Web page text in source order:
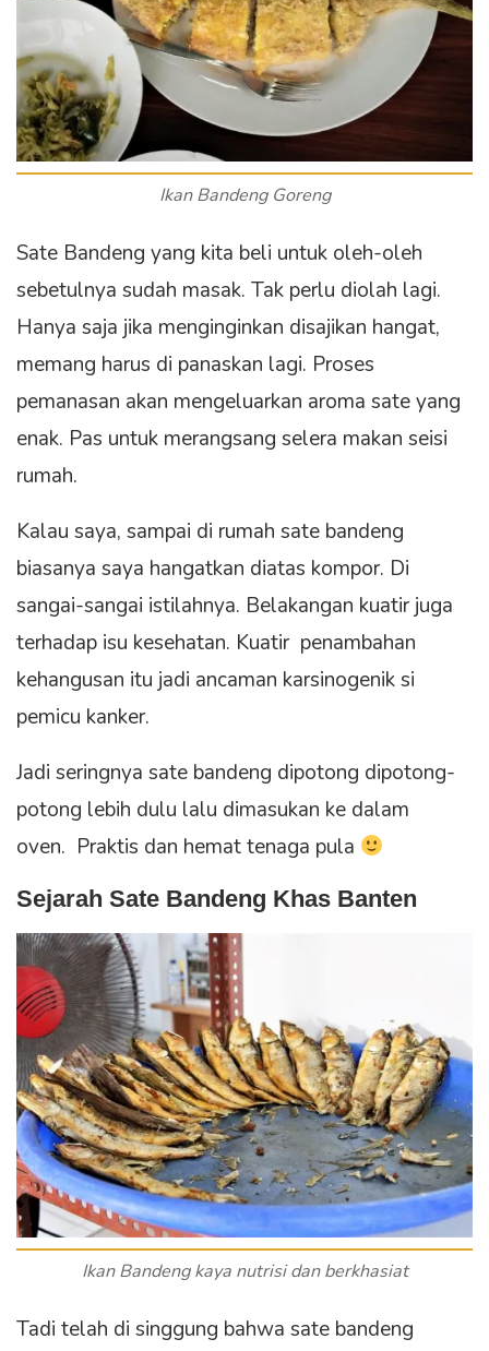
Ikan Bandeng Goreng
Sate Bandeng yang kita beli untuk oleh-oleh
sebetulnya sudah masak. Tak perlu diolah lagi.
Hanya saja jika menginginkan disajikan hangat,
memang harus di panaskan lagi. Proses
pemanasan akan mengeluarkan aroma sate yang
enak. Pas untuk merangsang selera makan seisi
rumah.
Kalau saya, sampai di rumah sate bandeng
biasanya saya hangatkan diatas kompor. Di
sangai-sangai istilahnya. Belakangan kuatir juga
terhadap isu kesehatan. Kuatir penambahan
kehangusan itu jadi ancaman karsinogenik si
pemicu kanker.
Jadi seringnya sate bandeng dipotong dipotong-
potong lebih dulu lalu dimasukan ke dalam
oven. Praktis dan hemat tenaga pula
Sejarah Sate Bandeng Khas Banten
Ikan Bandeng kaya nutrisi dan berkhasiat
Tadi telah di singgung bahwa sate bandeng